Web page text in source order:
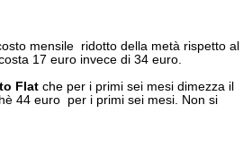
mensile ridotto della metà rispetto al
17 euro invece di 34 euro.
Flat che per i primi sei mesi dimezza il
44 euro per i primi sei mesi. Non si